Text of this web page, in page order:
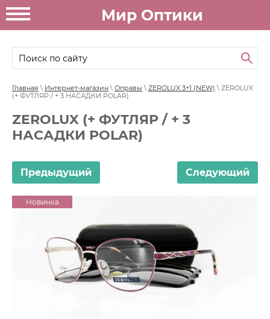
Мир Оптики
Главная \ Интернет-магазин \ Оправы \ ZEROLUX 3+1 (NEW) \ ZEROLUX
(+ ФУТЛЯР / + 3 НАСАДКИ POLAR)
ZEROLUX (+ ФУТЛЯР / + 3
НАСАДКИ POLAR)
Предыдущий Следующий
Новинка